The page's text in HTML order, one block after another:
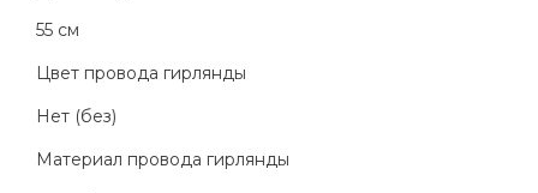
55 см
Цвет провода гирлянды
Нет (без)
Материал провода гирлянды